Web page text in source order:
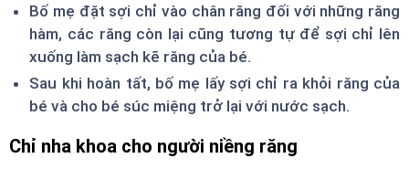
Bố mẹ đặt sợi chỉ vào chân răng đối với những răng
hàm, các răng còn lại cũng tương tự để sợi chỉ lên
xuống làm sạch kẽ răng của bé.
Sau khi hoàn tất, bố mẹ lấy sợi chỉ ra khỏi răng của
bé và cho bé súc miệng trở lại với nước sạch.
Chỉ nha khoa cho người niềng răng